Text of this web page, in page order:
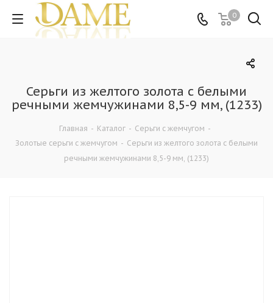
0
Серьги из желтого золота с белыми
речными жемчужинами 8,5-9 мм, (1233)
Главная - Каталог - Серьги с жемчугом -
Золотые серьги с жемчугом - Серьги из желтого золота с белыми
речными жемчужинами 8,5-9 мм, (1233)